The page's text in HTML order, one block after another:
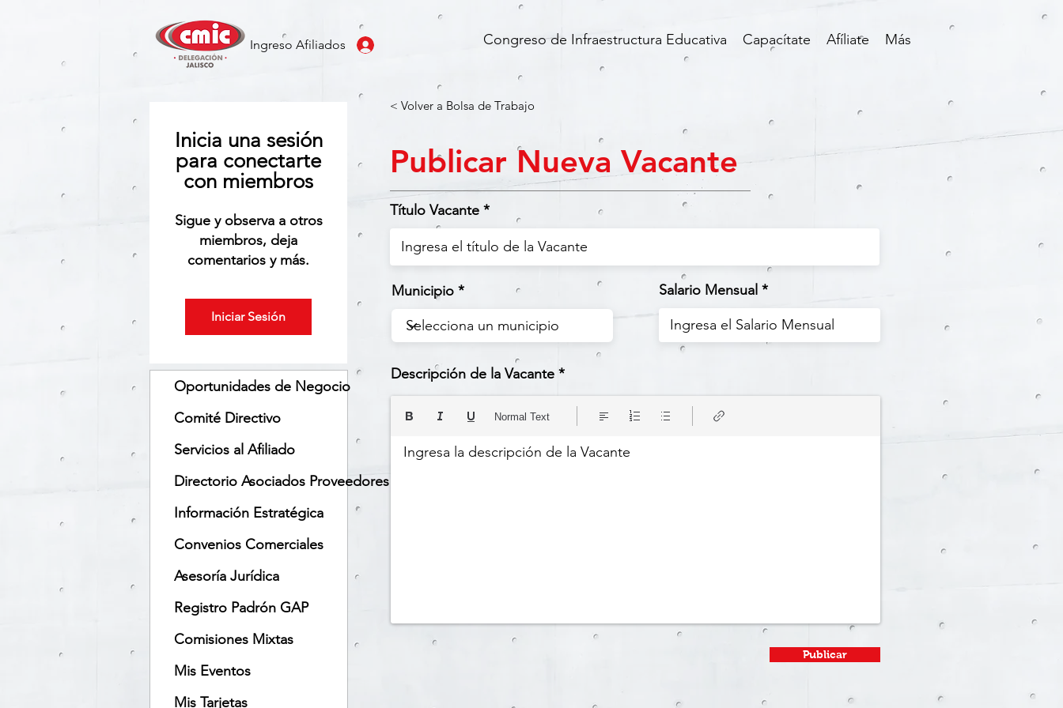
Ingreso Afiliados Congreso de Infraestructura Educativa Capacítate Afíliate Más
Inicia una sesión
para conectarte
con miembros
Sigue y observa a otros
miembros, deja
comentarios y más.
Iniciar Sesión
Oportunidades de Negocio
Comité Directivo
Servicios al Afiliado
Directorio Asociados Proveedores
Información Estratégica
Convenios Comerciales
Asesoría Jurídica
Registro Padrón GAP
Comisiones Mixtas
Mis Eventos
Mis Tarjetas
< Volver a Bolsa de Trabajo
Publicar Nueva Vacante
Título Vacante
Municipio Salario Mensual
Descripción de la Vacante *
Ingresa la descripción de la Vacante
Normal Text
Publicar